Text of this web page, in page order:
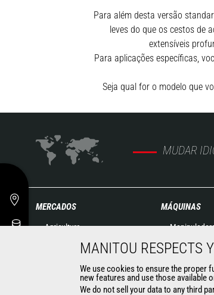
Para além desta versão
leves do que os cestos de
extensíveis
Para aplicações específicas,
Seja qual for o modelo que
MUDAR
MERCADOS
Agricultura
Construção
Petróleo & Gás
Aeronáutica
MÁQUINAS
para
agrícolas
MANITOU RESPECTS
We use cookies to ensure the proper
new features and use those available
We do not sell your data to any third